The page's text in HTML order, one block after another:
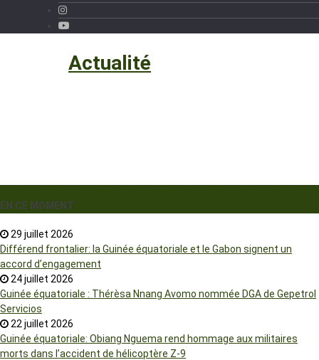
Actualité
EN CE MOMENT
29 juillet 2026
Différend frontalier: la Guinée équatoriale et le Gabon signent un
accord d’engagement
24 juillet 2026
Guinée équatoriale : Thérèsa Nnang Avomo nommée DGA de Gepetrol
Servicios
22 juillet 2026
Guinée équatoriale: Obiang Nguema rend hommage aux militaires
morts dans l’accident de hélicoptère Z-9